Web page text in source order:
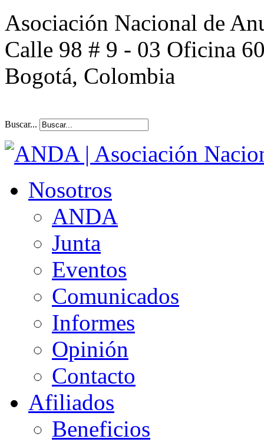
Asociación Nacional de
Calle 98 # 9 - 03 Oficina
Bogotá, Colombia
Buscar...
Nosotros
ANDA
Junta
Eventos
Comunicados
Informes
Opinión
Contacto
Afiliados
Beneficios